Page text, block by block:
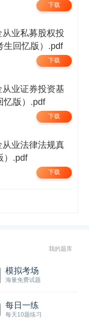
下载
生回忆版）.pdf
下载
忆版）.pdf
下载
）.pdf
下载
我的题库
模拟考场
海量免费试题
每日一练
每天10题练习